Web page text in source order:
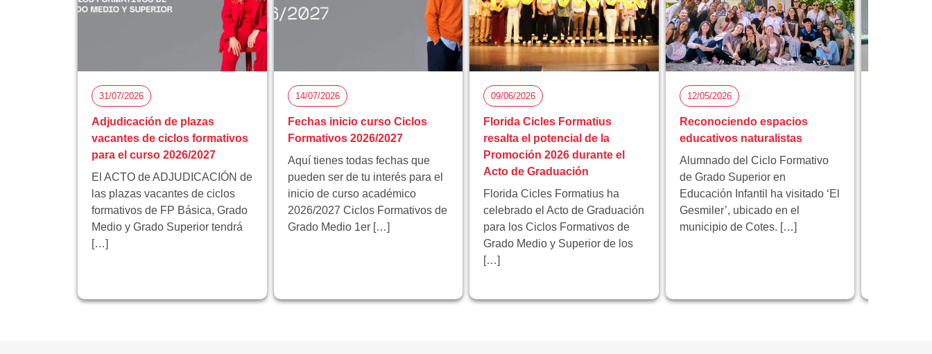
31/07/2026
Adjudicación de plazas
vacantes de ciclos formativos
para el curso 2026/2027
El ACTO de ADJUDICACIÓN de
las plazas vacantes de ciclos
formativos de FP Básica, Grado
Medio y Grado Superior tendrá
[…]
14/07/2026
Fechas inicio curso Ciclos
Formativos 2026/2027
Aquí tienes todas fechas que
pueden ser de tu interés para el
inicio de curso académico
2026/2027 Ciclos Formativos de
Grado Medio 1er […]
09/06/2026
Florida Cicles Formatius
resalta el potencial de la
Promoción 2026 durante el
Acto de Graduación
Florida Cicles Formatius ha
celebrado el Acto de Graduación
para los Ciclos Formativos de
Grado Medio y Superior de los
[…]
12/05/2026
Reconociendo espacios
educativos naturalistas
Alumnado del Ciclo Formativo
de Grado Superior en
Educación Infantil ha visitado ‘El
Gesmiler’, ubicado en el
municipio de Cotes. […]